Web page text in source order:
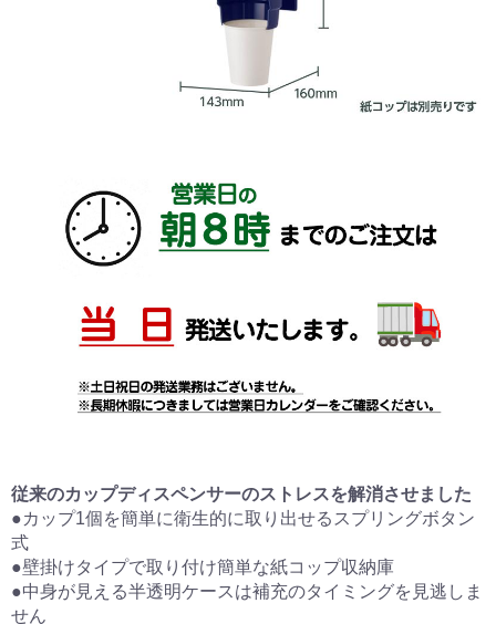
従来のカップディスペンサーのストレスを解消させました
●カップ1個を簡単に衛生的に取り出せるスプリングボタン
式
●壁掛けタイプで取り付け簡単な紙コップ収納庫
●中身が見える半透明ケースは補充のタイミングを見逃しま
せん